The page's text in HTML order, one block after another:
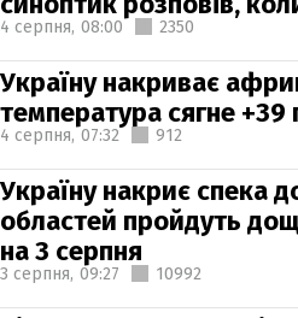
4 серпня, 08:00 2350
Україну накриває
температура сягне +39
4 серпня, 07:32 912
Україну накриє спека
областей пройдуть
на 3 серпня
3 серпня, 09:27 10992